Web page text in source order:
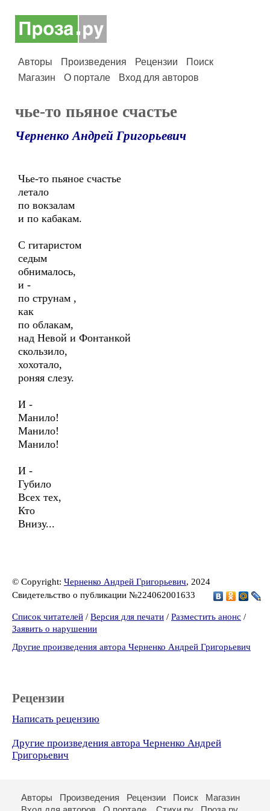
Авторы Произведения Рецензии
Поиск
Магазин
О портале Вход для авторов
чье-то пьяное счастье
Черненко Андрей Григорьевич
Чье-то пьяное счастье
летало
по вокзалам
и по кабакам.
С гитаристом
седым
обнималось,
и -
по струнам ,
как
по облакам,
над Невой и Фонтанкой
скользило,
хохотало,
роняя слезу.
И -
Манило!
Манило!
Манило!
И -
Губило
Всех тех,
Кто
Внизу...
© Copyright: Черненко Андрей Григорьевич, 2024
Свидетельство о публикации №224062001633
Список читателей / Версия для печати / Разместить анонс /
Заявить о нарушении
Другие произведения автора Черненко Андрей Григорьевич
Рецензии
Написать рецензию
Другие произведения автора Черненко Андрей
Григорьевич
Авторы Произведения Рецензии Поиск
Магазин